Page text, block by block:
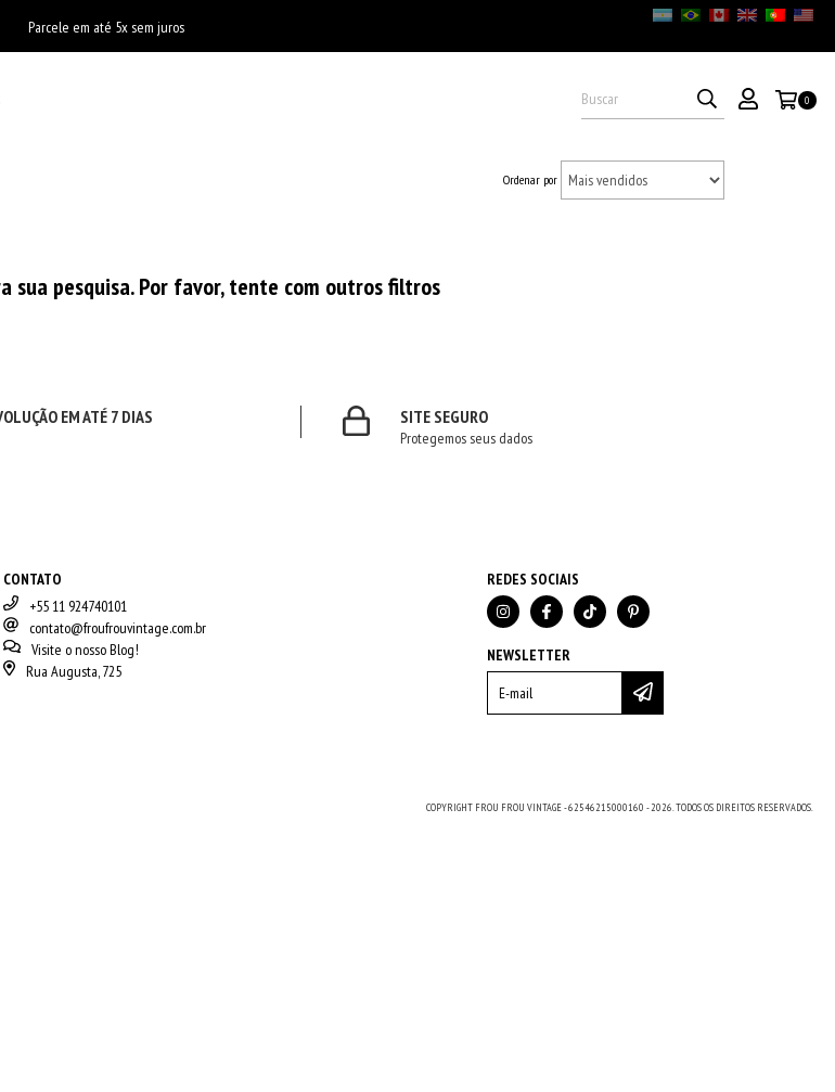
Parcele em até 5x sem juros
0
Ordenar por
sua pesquisa. Por favor, tente com outros filtros
EM ATÉ 7 DIAS SITE SEGURO
Protegemos seus dados
CONTATO
+55 11 924740101
contato@froufrouvintage.com.br
Visite o nosso Blog!
Rua Augusta, 725
REDES SOCIAIS
NEWSLETTER
COPYRIGHT FROU FROU VINTAGE - 62546215000160 - 2026. TODOS OS DIREITOS RESERVADOS.